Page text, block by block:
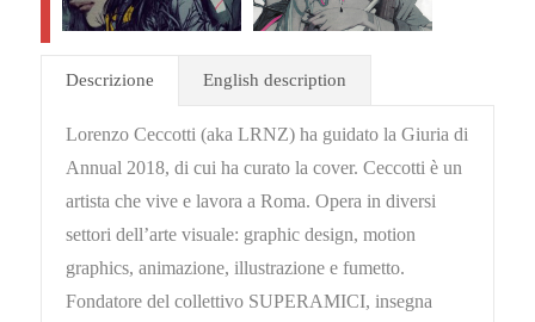
Descrizione English description
Lorenzo Ceccotti (aka LRNZ) ha guidato la Giuria di
Annual 2018, di cui ha curato la cover. Ceccotti è un
artista che vive e lavora a Roma. Opera in diversi
settori dell’arte visuale: graphic design, motion
graphics, animazione, illustrazione e fumetto.
Fondatore del collettivo SUPERAMICI, insegna